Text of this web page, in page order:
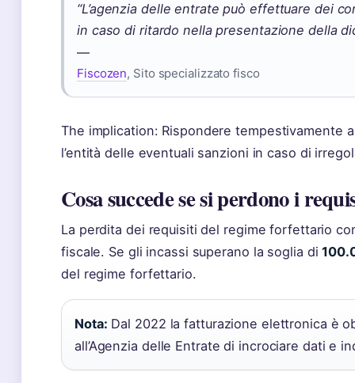
“L’agenzia delle entrate può effettuare dei
in caso di ritardo nella presentazione della
—
Fiscozen, Sito specializzato fisco
The implication: Rispondere tempestivamente
l’entità delle eventuali sanzioni in caso di
Cosa succede se si perdono i
La perdita dei requisiti del regime forfettario
fiscale. Se gli incassi superano la soglia di
del regime forfettario.
Nota: Dal 2022 la fatturazione elettronica è
all’Agenzia delle Entrate di incrociare dati e